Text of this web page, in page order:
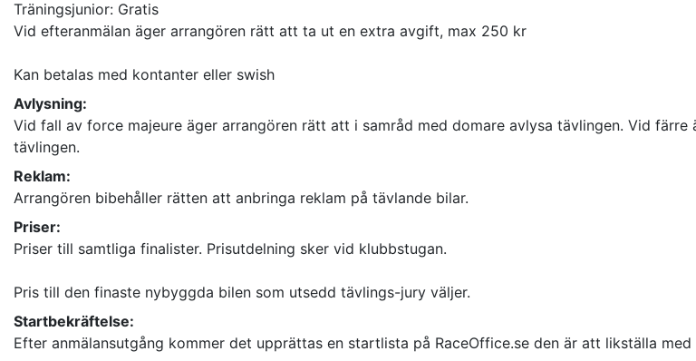
Träningsjunior: Gratis
Vid efteranmälan äger arrangören rätt att ta ut en extra avgift, max 250 kr
Kan betalas med kontanter eller swish
Avlysning:
Vid fall av force majeure äger arrangören rätt att i samråd med domare avlysa tävlingen. Vid
tävlingen.
Reklam:
Arrangören bibehåller rätten att anbringa reklam på tävlande bilar.
Priser:
Priser till samtliga finalister. Prisutdelning sker vid klubbstugan.
Pris till den finaste nybyggda bilen som utsedd tävlings-jury väljer.
Startbekräftelse:
Efter anmälansutgång kommer det upprättas en startlista på RaceOffice.se den är att likställa